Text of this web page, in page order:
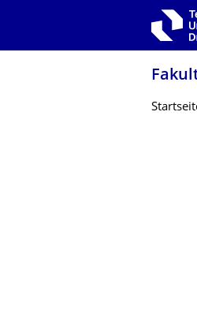
Zur Hauptnavigation springen